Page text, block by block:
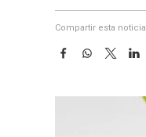
Compartir esta noticia
F
e
W
t
T
w
t
L
k